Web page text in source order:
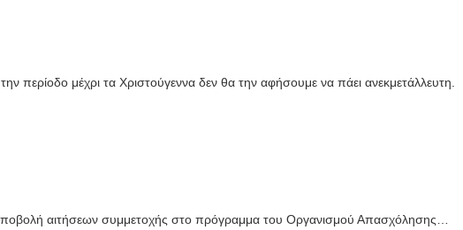
περίοδο μέχρι τα Χριστούγεννα δεν θα την αφήσουμε να πάει ανεκμετάλλευτη.
αιτήσεων συμμετοχής στο πρόγραμμα του Οργανισμού Απασχόλησης…